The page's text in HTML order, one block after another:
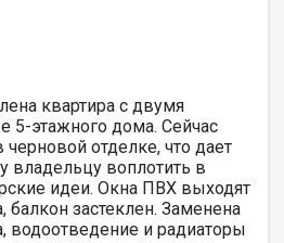
квартира с двумя
5-этажного дома. Сейчас
черновой отделке, что дает
владельцу воплотить в
идеи. Окна ПВХ выходят
балкон застеклен. Заменена
водоотведение и радиаторы